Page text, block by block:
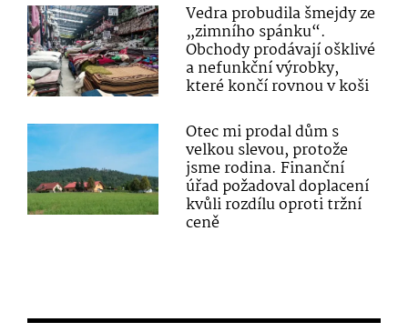
Vedra probudila šmejdy ze
„zimního spánku“.
Obchody prodávají ošklivé
a nefunkční výrobky,
které končí rovnou v koši
Otec mi prodal dům s
velkou slevou, protože
jsme rodina. Finanční
úřad požadoval doplacení
kvůli rozdílu oproti tržní
ceně